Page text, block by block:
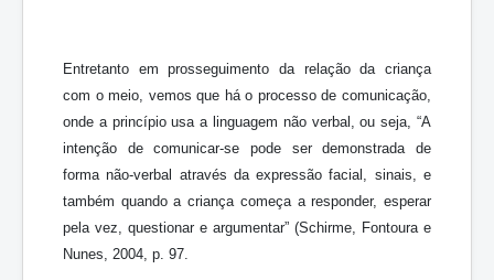
Entretanto em prosseguimento da relação da criança
com o meio, vemos que há o processo de comunicação,
onde a princípio usa a linguagem não verbal, ou seja, “A
intenção de comunicar-se pode ser demonstrada de
forma não-verbal através da expressão facial, sinais, e
também quando a criança começa a responder, esperar
pela vez, questionar e argumentar” (Schirme, Fontoura e
Nunes, 2004, p. 97.